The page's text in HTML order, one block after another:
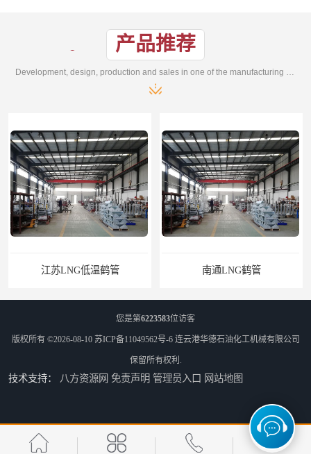
产品推荐
南通LNG鹤管
江苏LNG鹤管 太原船用臂厂家
您是第6223583位访客
版权所有 ©2026-08-10 苏ICP备11049562号-6 连云港华德石油化工机械有限公司
保留所有权利.
技术支持： 八方资源网 免责声明 管理员入口 网站地图